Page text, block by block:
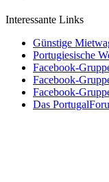
Interessante Links
Günstige
Portugiesische
Facebook-
Facebook-
Facebook-
Das